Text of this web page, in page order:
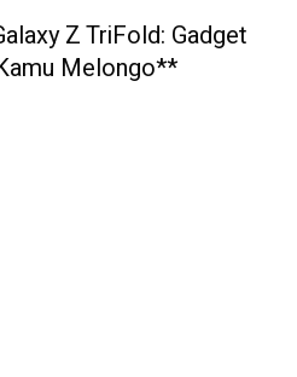
Z TriFold: Gadget
Melongo**